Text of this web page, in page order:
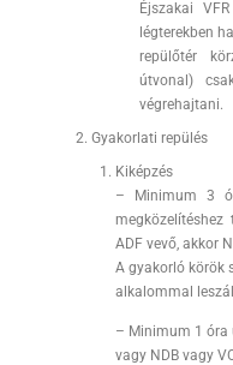
Éjszakai
légterekben
repülőtér
útvonal)
végrehajtani.
Gyakorlati repülés
Kiképzés
– Minimum 3
ADF vevő, akkor
A gyakorló körök
alkalommal
– Minimum 1 óra
vagy NDB vagy